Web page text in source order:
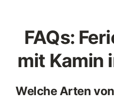
FAQs:
mit Kamin
Welche Arten